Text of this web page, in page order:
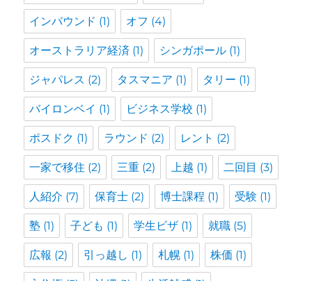
インバウンド (1) オフ (4)
オーストラリア経済 (1) シンガポール (1)
ジャパレス (2) タスマニア (1) タリー (1)
バイロンベイ (1) ビジネス学校 (1)
ポスドク (1) ラウンド (2) レント (2)
一家で移住 (2) 三重 (2) 上越 (1) 二回目 (3)
人紹介 (7) 保育士 (2) 博士課程 (1) 受験 (1)
塾 (1) 子ども (1) 学生ビザ (1) 就職 (5)
広報 (2) 引っ越し (1) 札幌 (1) 株価 (1)